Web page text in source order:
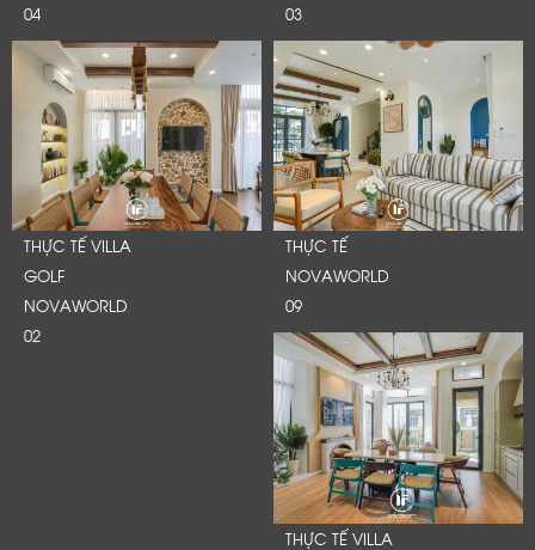
04
03
THỰC TẾ VILLA
GOLF
NOVAWORLD
02
THỰC TẾ
NOVAWORLD
09
THỰC TẾ VILLA